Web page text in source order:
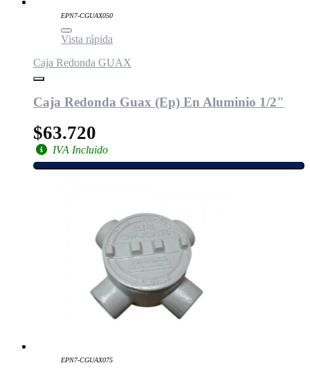
EPN7-CGUAX050
Vista rápida
Caja Redonda GUAX
Caja Redonda Guax (Ep) En Aluminio 1/2"
$63.720
IVA Incluido
EPN7-CGUAX075